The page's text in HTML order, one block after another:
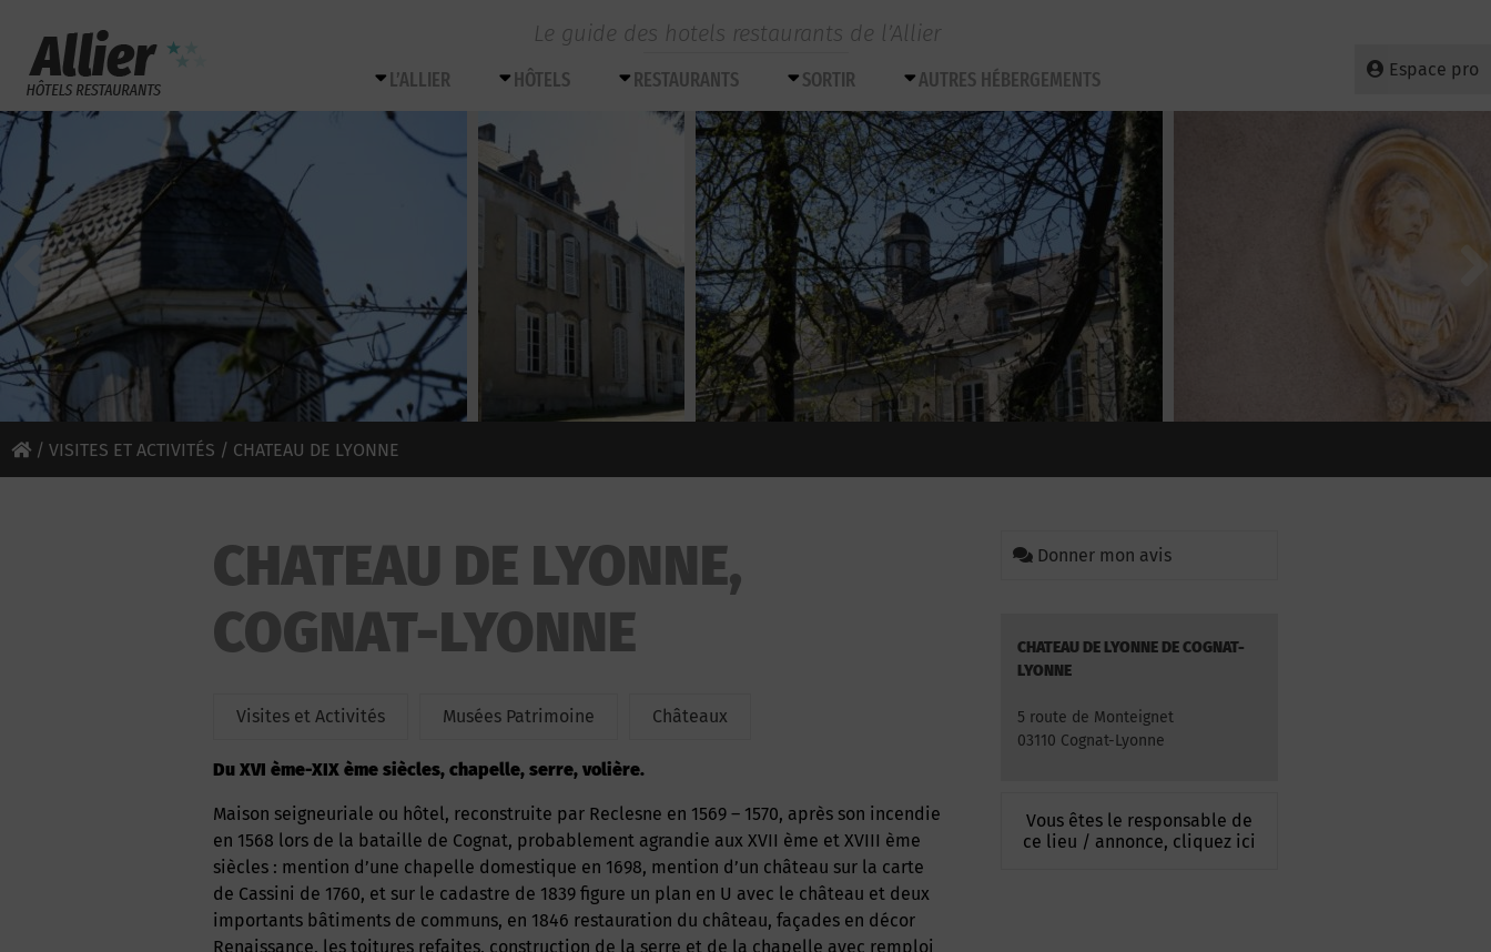
Le guide des hotels restaurants de l’Allier
Espace pro
L’ALLIER HÔTELS RESTAURANTS SORTIR AUTRES HÉBERGEMENTS
/ VISITES ET ACTIVITÉS / CHATEAU DE LYONNE
CHATEAU DE LYONNE,
COGNAT-LYONNE
Visites et Activités Musées Patrimoine Châteaux
du XVI ème-XIX ème siècles, chapelle, serre, volière.
Maison seigneuriale ou hôtel, reconstruite par Reclesne en 1569 – 1570, après son incendie
en 1568 lors de la bataille de Cognat, probablement agrandie aux XVII ème et XVIII ème
siècles : mention d’une chapelle domestique en 1698, mention d’un château sur la carte
de Cassini de 1760, et sur le cadastre de 1839 figure un plan en U avec le château et deux
importants bâtiments de communs, en 1846 restauration du château, façades en décor
Renaissance, les toitures refaites, construction de la serre et de la chapelle avec remploi
Donner mon avis
CHATEAU DE LYONNE DE COGNAT-
LYONNE
5 route de Monteignet
03110 Cognat-Lyonne
Vous êtes le responsable de
ce lieu / annonce, cliquez ici